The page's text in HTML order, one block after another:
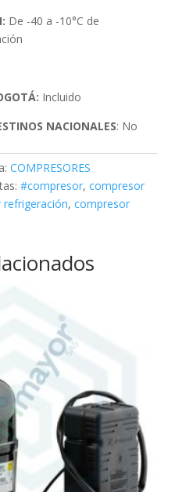
De -40 a -10°C de
Incluido
NACIONALES: No
COMPRESORES
#compresor, compresor
, compresor